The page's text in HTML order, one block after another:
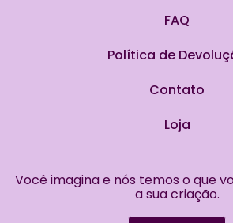
FAQ
Política de
Contato
Loja
Você imagina e nós temos o que
a sua criação.